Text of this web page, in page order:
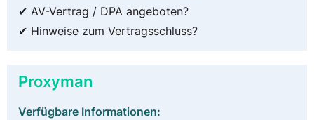
✔ AV-Vertrag / DPA angeboten?
✔ Hinweise zum Vertragsschluss?
Proxyman
Verfügbare Informationen: